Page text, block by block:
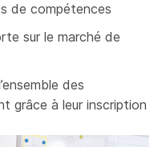
de compétences
sur le marché de
des
grâce à leur inscription